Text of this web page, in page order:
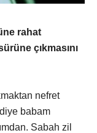
rahat
çıkmasını
nefret
babam
Sabah zil